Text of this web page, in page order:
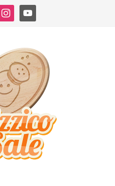
instagram youtube